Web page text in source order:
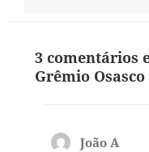
3 comentários
Grêmio Osasco
João Adisse: